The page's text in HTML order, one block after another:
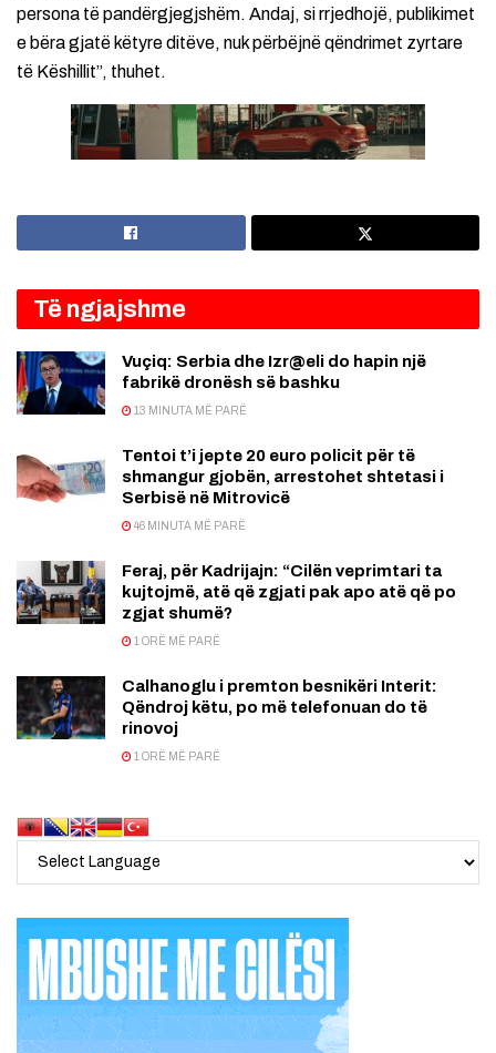
persona të pandërgjegjshëm. Andaj, si rrjedhojë, publikimet
e bëra gjatë këtyre ditëve, nuk përbëjnë qëndrimet zyrtare
të Këshillit”, thuhet.
Të ngjajshme
Vuçiq: Serbia dhe Izr@eli do hapin një
fabrikë dronësh së bashku
13 MINUTA MË PARË
Tentoi t’i jepte 20 euro policit për të
shmangur gjobën, arrestohet shtetasi i
Serbisë në Mitrovicë
46 MINUTA MË PARË
Feraj, për Kadrijajn: “Cilën veprimtari ta
kujtojmë, atë që zgjati pak apo atë që po
zgjat shumë?
1 ORË MË PARË
Calhanoglu i premton besnikëri Interit:
Qëndroj këtu, po më telefonuan do të
rinovoj
1 ORË MË PARË